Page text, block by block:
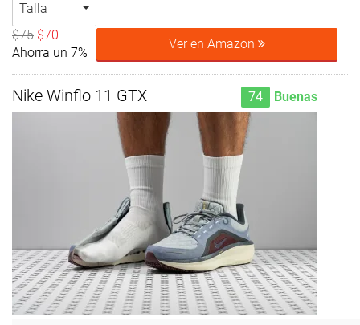
Talla
$75 $70
Ahorra un 7%
Ver en Amazon
Nike Winflo 11 GTX 74 Buenas